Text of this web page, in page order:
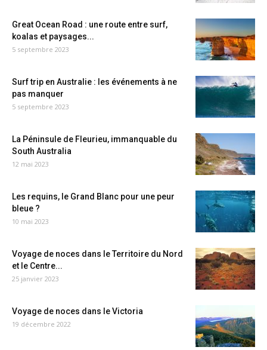
Great Ocean Road : une route entre surf,
koalas et paysages...
5 septembre 2023
Surf trip en Australie : les événements à ne
pas manquer
5 septembre 2023
La Péninsule de Fleurieu, immanquable du
South Australia
12 mai 2023
Les requins, le Grand Blanc pour une peur
bleue ?
10 mai 2023
Voyage de noces dans le Territoire du Nord
et le Centre...
25 janvier 2023
Voyage de noces dans le Victoria
19 décembre 2022